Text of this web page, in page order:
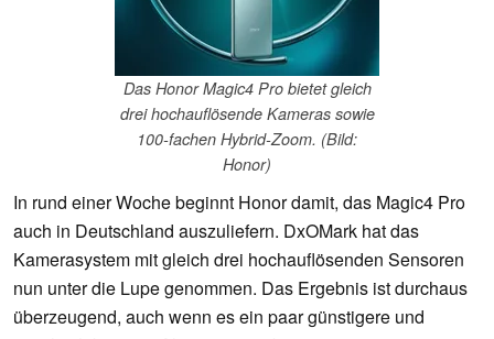
Das Honor Magic4 Pro bietet gleich
drei hochauflösende Kameras sowie
100-fachen Hybrid-Zoom. (Bild:
Honor)
In rund einer Woche beginnt Honor damit, das Magic4 Pro
auch in Deutschland auszuliefern. DxOMark hat das
Kamerasystem mit gleich drei hochauflösenden Sensoren
nun unter die Lupe genommen. Das Ergebnis ist durchaus
überzeugend, auch wenn es ein paar günstigere und